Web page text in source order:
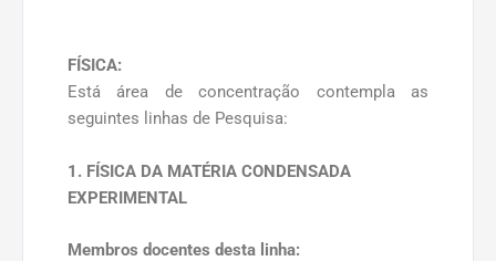
FÍSICA:
Está área de concentração contempla as
seguintes linhas de Pesquisa:
1. FÍSICA DA MATÉRIA CONDENSADA
EXPERIMENTAL
Membros docentes desta linha: